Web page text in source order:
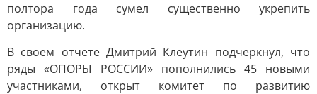
полтора года сумел существенно укрепить
организацию.
В своем отчете Дмитрий Клеутин подчеркнул, что
ряды «ОПОРЫ РОССИИ» пополнились 45 новыми
участниками, открыт комитет по развитию